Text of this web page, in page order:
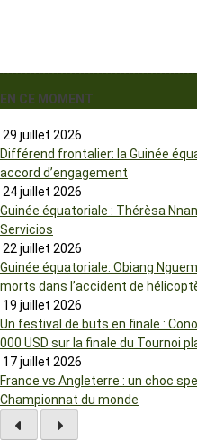
EN CE MOMENT
29 juillet 2026
Différend frontalier: la Guinée
accord d’engagement
24 juillet 2026
Guinée équatoriale : Thérèsa
Servicios
22 juillet 2026
Guinée équatoriale: Obiang
morts dans l’accident de
19 juillet 2026
Un festival de buts en finale :
000 USD sur la finale du Tournoi
17 juillet 2026
France vs Angleterre : un choc
Championnat du monde